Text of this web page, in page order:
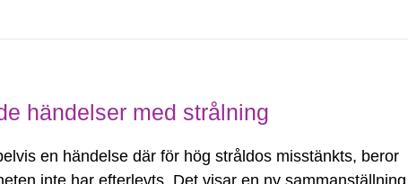
händelser med strålning
en händelse där för hög stråldos misstänkts, beror
inte har efterlevts. Det visar en ny sammanställning